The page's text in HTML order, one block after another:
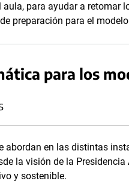
para ayudar a retomar
preparación para el
para los
abordan en las distintas
la visión de la
y sostenible.